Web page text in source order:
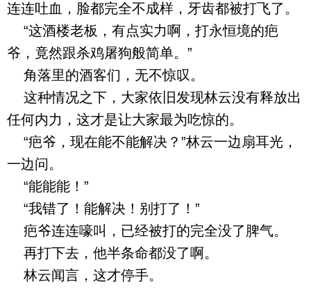
连连吐血，脸都完全不成样，牙齿都被打飞了。
“这酒楼老板，有点实力啊，打永恒境的疤
爷，竟然跟杀鸡屠狗般简单。”
角落里的酒客们，无不惊叹。
这种情况之下，大家依旧发现林云没有释放出
任何内力，这才是让大家最为吃惊的。
“疤爷，现在能不能解决？”林云一边扇耳光，
一边问。
“能能能！”
“我错了！能解决！别打了！”
疤爷连连嚎叫，已经被打的完全没了脾气。
再打下去，他半条命都没了啊。
林云闻言，这才停手。